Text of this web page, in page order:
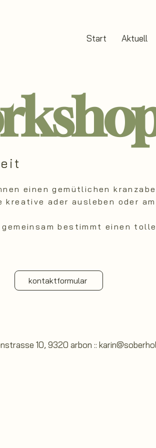
Start Aktuell
einen gemütlichen
kreative ader ausleben oder
bestimmt einen
kontaktformular
10, 9320 arbon ::